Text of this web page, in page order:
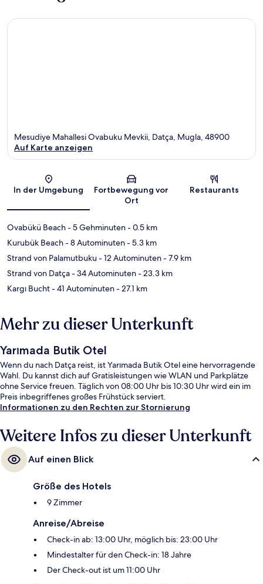
Karte
Mesudiye Mahallesi Ovabuku Mevkii, Datça, Mugla, 48900
Auf Karte anzeigen
In der Umgebung
Fortbewegung vor
Ort
Restaurants
Ovabükü Beach- 5 Gehminuten- 0.5 km
Kurubük Beach- 8 Autominuten- 5.3 km
Strand von Palamutbuku- 12 Autominuten- 7.9 km
Strand von Datça- 34 Autominuten- 23.3 km
Kargı Bucht- 41 Autominuten- 27.1 km
Mehr zu dieser Unterkunft
Yarımada Butik Otel
Wenn du nach Datça reist, ist Yarımada Butik Otel eine hervorragende
Wahl. Du kannst dich auf Gratisleistungen wie WLAN und Parkplätze
ohne Service freuen. Täglich von 08:00 Uhr bis 10:30 Uhr wird ein im
Preis inbegriffenes großes Frühstück serviert.
Informationen zu den Rechten zur Stornierung
Weitere Infos zu dieser Unterkunft
Auf einen Blick
Größe des Hotels
9 Zimmer
Anreise/Abreise
Check-in ab: 13:00 Uhr, möglich bis: 23:00 Uhr
Mindestalter für den Check-in: 18 Jahre
Der Check-out ist um 11:00 Uhr